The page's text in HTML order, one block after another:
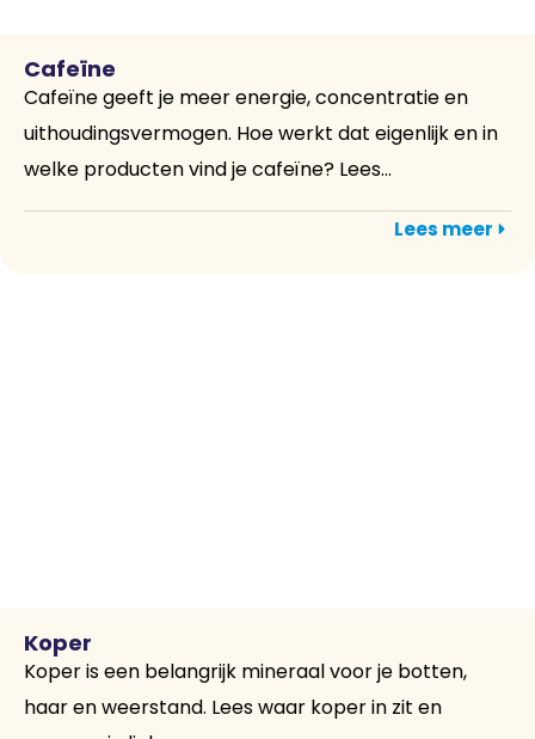
Cafeïne
Cafeïne geeft je meer energie, concentratie en
uithoudingsvermogen. Hoe werkt dat eigenlijk en in
welke producten vind je cafeïne? Lees...
Lees meer
Koper
Koper is een belangrijk mineraal voor je botten,
haar en weerstand. Lees waar koper in zit en